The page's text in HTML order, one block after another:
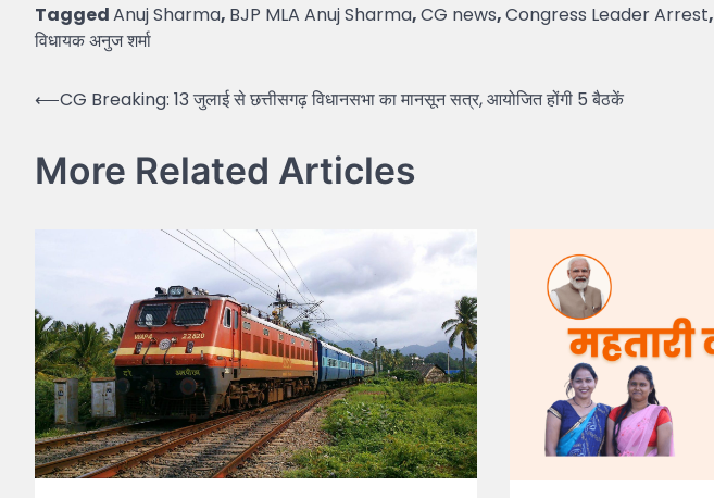
TaggedAnuj Sharma, BJP MLA Anuj Sharma,CG news,Congress Leader Arrest,
विधायक अनुज शर्मा
Post
⟵CG Breaking: 13 जुलाई से छत्तीसगढ़ विधानसभा का मानसून सत्र, आयोजित होंगी 5 बैठकें
More Related Articles